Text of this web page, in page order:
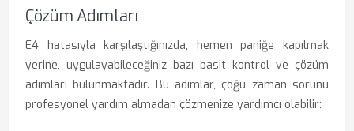
Çözüm Adımları
E4 hatasıyla karşılaştığınızda, hemen paniğe kapılmak
yerine, uygulayabileceğiniz bazı basit kontrol ve çözüm
adımları bulunmaktadır. Bu adımlar, çoğu zaman sorunu
profesyonel yardım almadan çözmenize yardımcı olabilir: